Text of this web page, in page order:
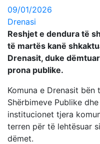
09/01/2026
Drenasi
Reshjet e dendura të
të martës kanë
Drenasit, duke
prona publike.
Komuna e Drenasit
Shërbimeve Publike
institucionet tjera
terren për të lehtësuar
dëmet.